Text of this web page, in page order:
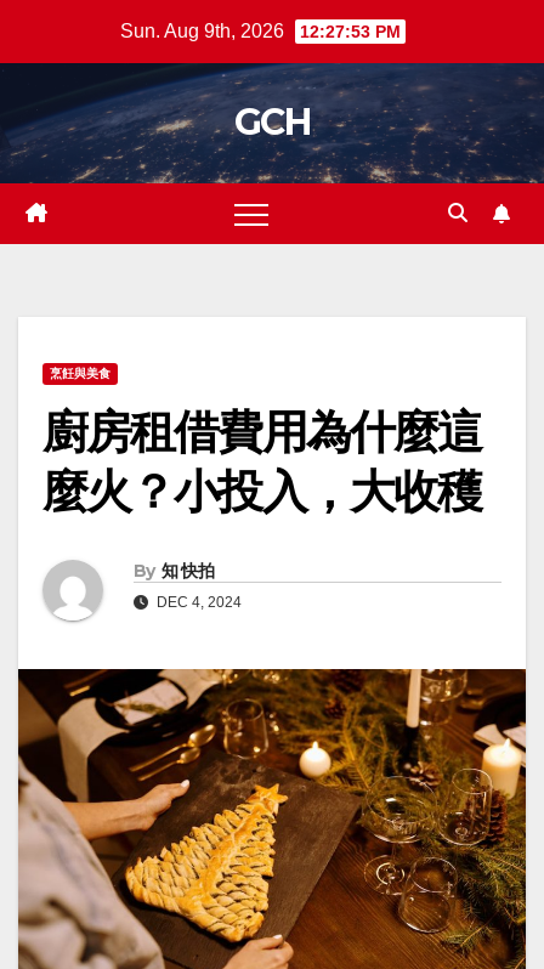
Sun. Aug 9th, 2026 12:27:53 PM
GCH
烹飪與美食
廚房租借費用為什麼這
麼火？小投入，大收穫
By 知 快拍
DEC 4, 2024